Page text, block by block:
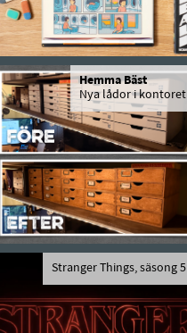
Hemma Bäst
Nya lådor i kontoret
Stranger Things, säsong 5